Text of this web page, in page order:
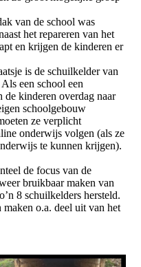
van de school was
het repareren van het
en krijgen de kinderen er
is de schuilkelder van
een school een
de kinderen overdag naar
schoolgebouw
ze verplicht
onderwijs volgen (als ze
te kunnen krijgen).
de focus van de
bruikbaar maken van
8 schuilkelders hersteld.
o.a. deel uit van het